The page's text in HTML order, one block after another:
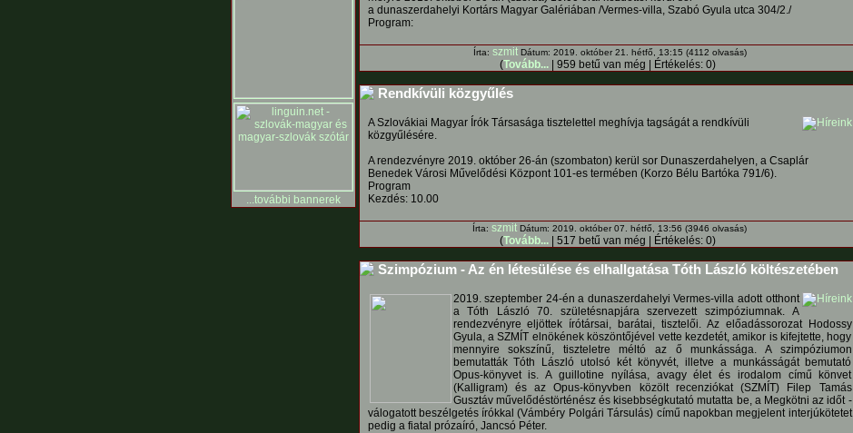
...további bannerek
a dunaszerdahelyi Kortárs Magyar Galériában /Vermes-villa, Szabó Gyula utca 304/2./
Program:
Írta: szmitDátum: 2019. október 21. hétfő, 13:15 (4112 olvasás)
(Tovább...| 959 betű van még | Értékelés: 0)
Rendkívüli közgyűlés
A Szlovákiai Magyar Írók Társasága tisztelettel meghívja tagságát a rendkívüli
közgyűlésére.
A rendezvényre 2019. október 26-án (szombaton) kerül sor Dunaszerdahelyen, a Csaplár
Benedek Városi Művelődési Központ 101-es termében (Korzo Bélu Bartóka 791/6).
Program
Kezdés: 10.00
Írta: szmit Dátum: 2019. október 07. hétfő, 13:56 (3946 olvasás)
(Tovább...| 517 betű van még | Értékelés: 0)
Szimpózium - Az én létesülése és elhallgatása Tóth László költészetében
2019. szeptember 24-én a dunaszerdahelyi Vermes-villa adott otthont
a Tóth László 70. születésnapjára szervezett szimpóziumnak. A
rendezvényre eljöttek írótársai, barátai, tisztelői. Az előadássorozat Hodossy
Gyula, a SZMÍT elnökének köszöntőjével vette kezdetét, amikor is kifejtette, hogy
mennyire sokszínű, tiszteletre méltó az ő munkássága. A szimpóziumon
bemutatták Tóth László utolsó két könyvét, illetve a munkásságát bemutató
Opus-könyvet is. A guillotine nyílása, avagy élet és irodalom című könvet
(Kalligram) és az Opus-könyvben közölt recenziókat (SZMÍT) Filep Tamás
Gusztáv művelődéstörténész és kisebbségkutató mutatta be, a Megkötni az időt -
válogatott beszélgetés írókkal (Vámbéry Polgári Társulás) című napokban megjelent interjúkötetet
pedig a fiatal prózaíró, Jancsó Péter.